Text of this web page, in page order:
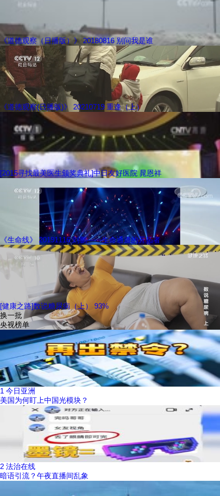
《道德观察（日播版）》 20180816 别问我是谁
《道德观察(日播版)》 20210719 重逢（上）
[2015寻找最美医生颁奖典礼]中日友好医院 晁恩祥
《生命线》 20191116 刘鹏——生命通道的开拓者
[健康之路]数说糖尿病（上） 93%
换一批
央视榜单
1 今日亚洲
美国为何盯上中国光模块？
2 法治在线
暗语引流？午夜直播间乱象